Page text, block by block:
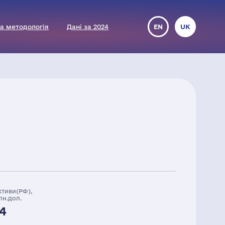
методологія Дані за 2024 EN UK